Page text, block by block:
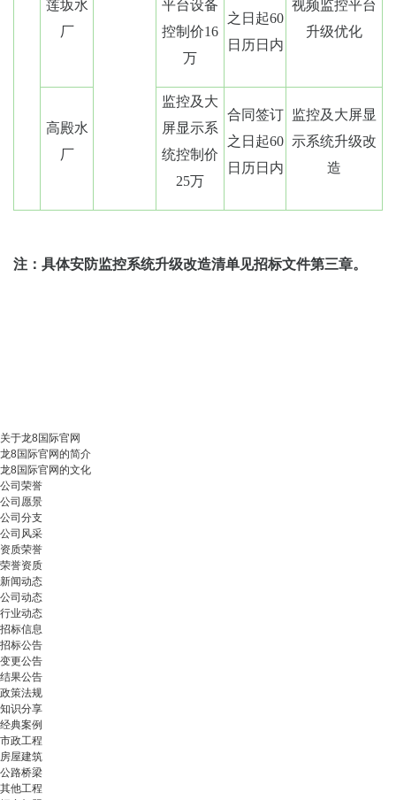
莲坂水
厂
平台设备
控制价16
万
之日起60
日历日内
视频监控平台
升级优化
高殿水
厂
监控及大
屏显示系
统控制价
25万
合同签订
之日起60
日历日内
监控及大屏显
示系统升级改
造
注：具体安防监控系统升级改造清单见招标文件第三章。
关于龙8国际官网
龙8国际官网的简介
龙8国际官网的文化
公司荣誉
公司愿景
公司分支
公司风采
资质荣誉
荣誉资质
新闻动态
公司动态
行业动态
招标信息
招标公告
变更公告
结果公告
政策法规
知识分享
经典案例
市政工程
房屋建筑
公路桥梁
其他工程